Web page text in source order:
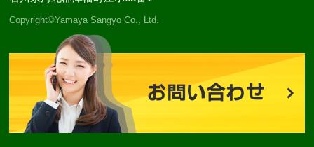
Copyright©Yamaya Sangyo Co., Ltd.